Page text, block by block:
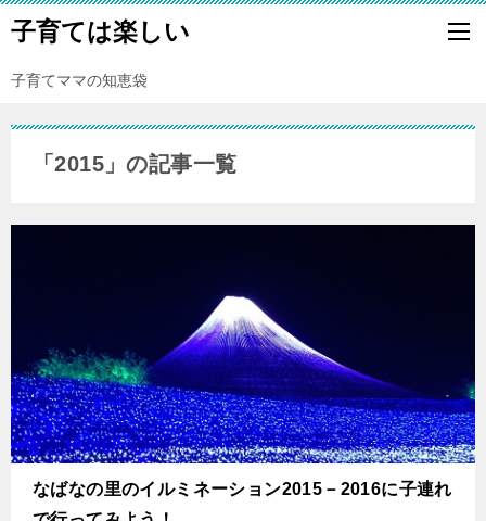
子育ては楽しい
子育てママの知恵袋
「2015」の記事一覧
なばなの里のイルミネーション2015－2016に子連れ